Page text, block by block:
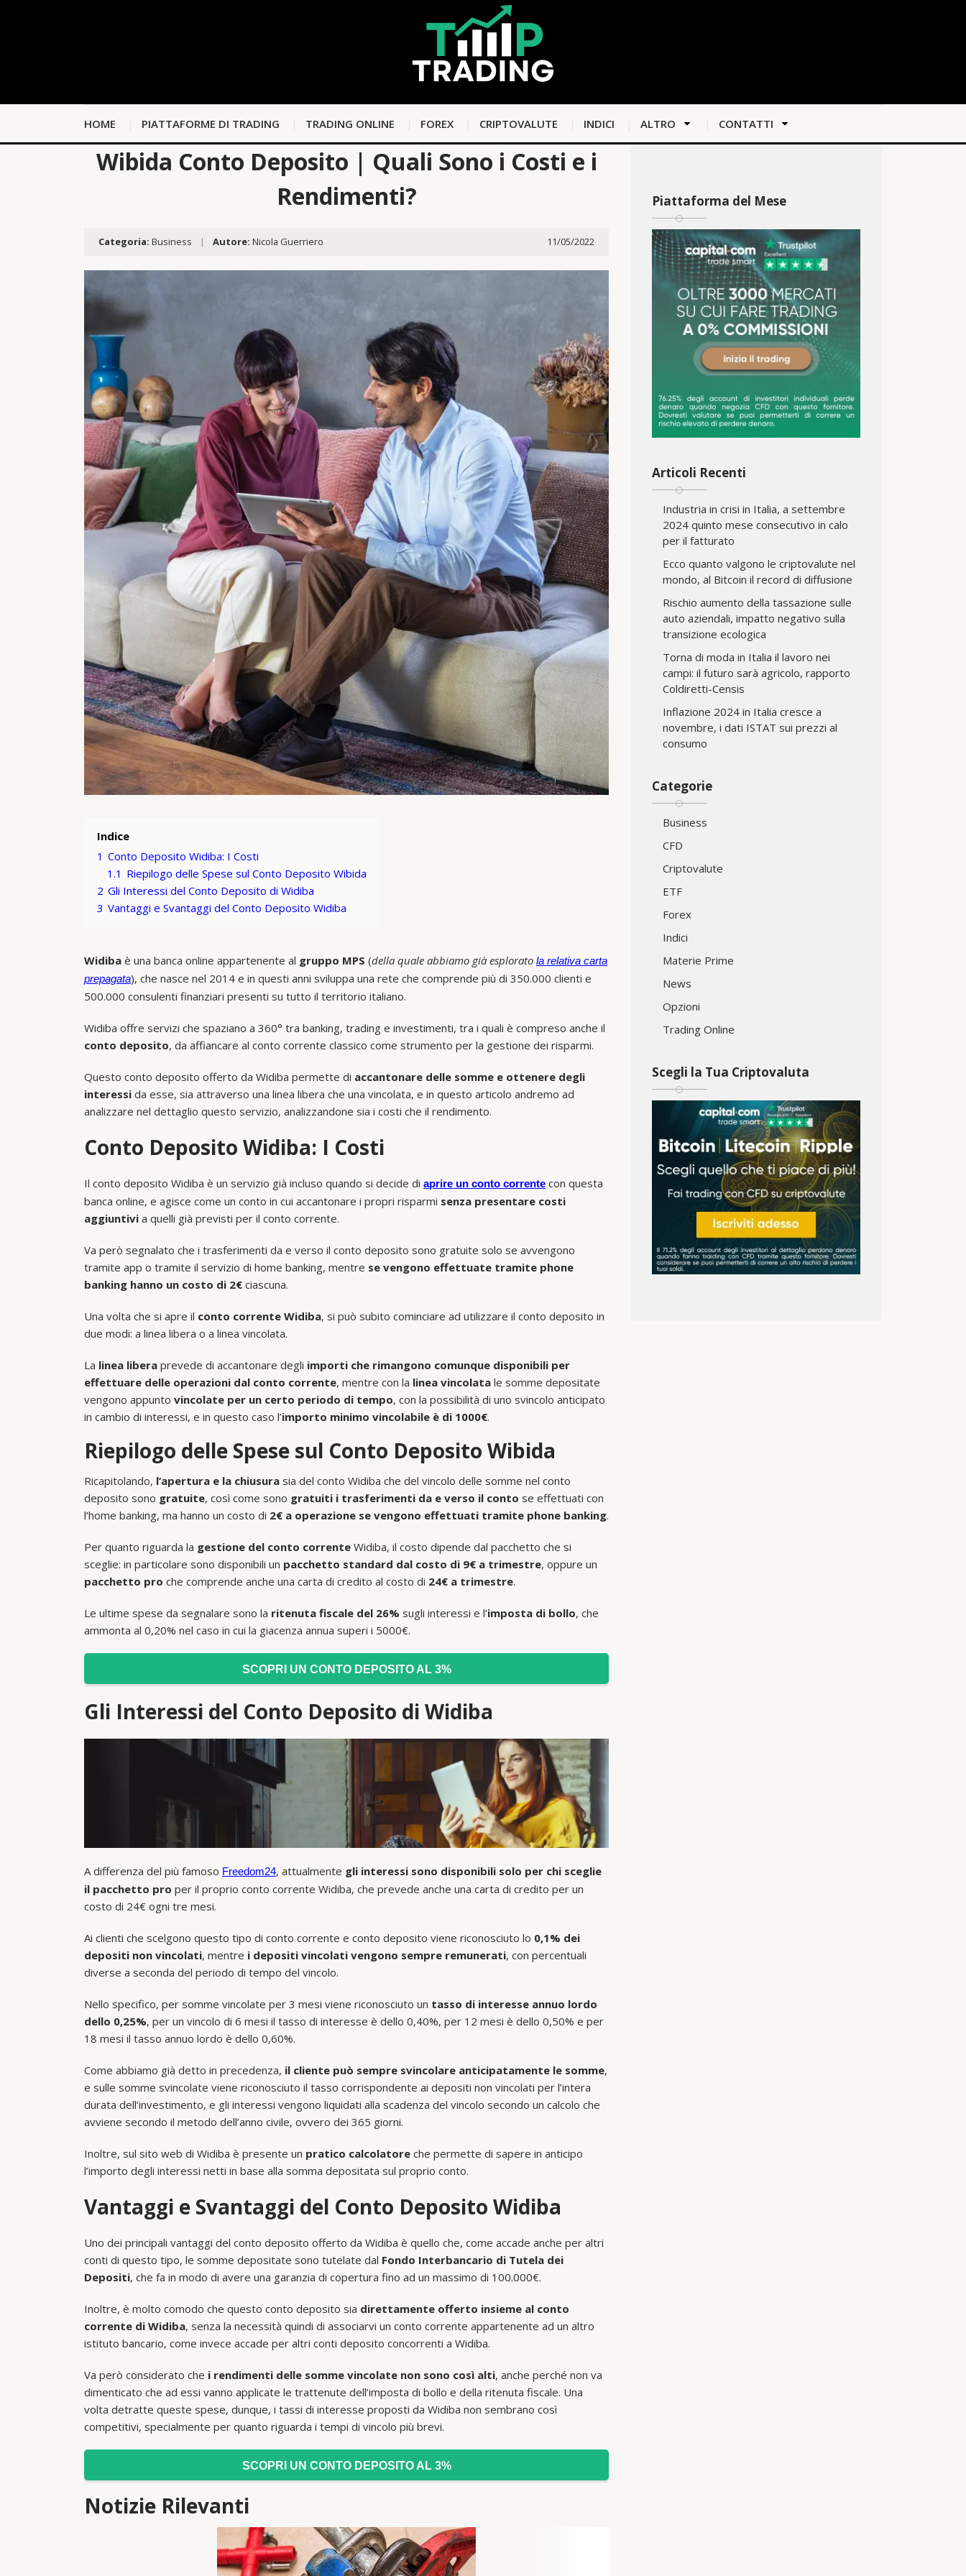
HOME PIATTAFORME DI TRADING TRADING ONLINE FOREX CRIPTOVALUTE INDICI ALTRO CONTATTI
Wibida Conto Deposito | Quali Sono i Costi e i
Rendimenti?
Categoria: Business | Autore: Nicola Guerriero 11/05/2022
Indice
1 Conto Deposito Widiba: I Costi
1.1 Riepilogo delle Spese sul Conto Deposito Wibida
2 Gli Interessi del Conto Deposito di Widiba
3 Vantaggi e Svantaggi del Conto Deposito Widiba
Widiba è una banca online appartenente al gruppo MPS (della quale abbiamo già esplorato la relativa carta
prepagata), che nasce nel 2014 e in questi anni sviluppa una rete che comprende più di 350.000 clienti e
500.000 consulenti finanziari presenti su tutto il territorio italiano.
Widiba offre servizi che spaziano a 360° tra banking, trading e investimenti, tra i quali è compreso anche il
conto deposito, da affiancare al conto corrente classico come strumento per la gestione dei risparmi.
Questo conto deposito offerto da Widiba permette di accantonare delle somme e ottenere degli
interessi da esse, sia attraverso una linea libera che una vincolata, e in questo articolo andremo ad
analizzare nel dettaglio questo servizio, analizzandone sia i costi che il rendimento.
Conto Deposito Widiba: I Costi
Il conto deposito Widiba è un servizio già incluso quando si decide di aprire un conto corrente con questa
banca online, e agisce come un conto in cui accantonare i propri risparmi senza presentare costi
aggiuntivi a quelli già previsti per il conto corrente.
Va però segnalato che i trasferimenti da e verso il conto deposito sono gratuite solo se avvengono
tramite app o tramite il servizio di home banking, mentre se vengono effettuate tramite phone
banking hanno un costo di 2€ ciascuna.
Una volta che si apre il conto corrente Widiba, si può subito cominciare ad utilizzare il conto deposito in
due modi: a linea libera o a linea vincolata.
La linea libera prevede di accantonare degli importi che rimangono comunque disponibili per
effettuare delle operazioni dal conto corrente, mentre con la linea vincolata le somme depositate
vengono appunto vincolate per un certo periodo di tempo, con la possibilità di uno svincolo anticipato
in cambio di interessi, e in questo caso l’importo minimo vincolabile è di 1000€.
Riepilogo delle Spese sul Conto Deposito Wibida
Ricapitolando, l’apertura e la chiusura sia del conto Widiba che del vincolo delle somme nel conto
deposito sono gratuite, così come sono gratuiti i trasferimenti da e verso il conto se effettuati con
l’home banking, ma hanno un costo di 2€ a operazione se vengono effettuati tramite phone banking.
Per quanto riguarda la gestione del conto corrente Widiba, il costo dipende dal pacchetto che si
sceglie: in particolare sono disponibili un pacchetto standard dal costo di 9€ a trimestre, oppure un
pacchetto pro che comprende anche una carta di credito al costo di 24€ a trimestre.
Le ultime spese da segnalare sono la ritenuta fiscale del 26% sugli interessi e l’imposta di bollo, che
ammonta al 0,20% nel caso in cui la giacenza annua superi i 5000€.
SCOPRI UN CONTO DEPOSITO AL 3%
Gli Interessi del Conto Deposito di Widiba
A differenza del più famoso Freedom24, attualmente gli interessi sono disponibili solo per chi sceglie
il pacchetto pro per il proprio conto corrente Widiba, che prevede anche una carta di credito per un
costo di 24€ ogni tre mesi.
Ai clienti che scelgono questo tipo di conto corrente e conto deposito viene riconosciuto lo 0,1% dei
depositi non vincolati, mentre i depositi vincolati vengono sempre remunerati, con percentuali
diverse a seconda del periodo di tempo del vincolo.
Nello specifico, per somme vincolate per 3 mesi viene riconosciuto un tasso di interesse annuo lordo
dello 0,25%, per un vincolo di 6 mesi il tasso di interesse è dello 0,40%, per 12 mesi è dello 0,50% e per
18 mesi il tasso annuo lordo è dello 0,60%.
Come abbiamo già detto in precedenza, il cliente può sempre svincolare anticipatamente le somme,
e sulle somme svincolate viene riconosciuto il tasso corrispondente ai depositi non vincolati per l’intera
durata dell’investimento, e gli interessi vengono liquidati alla scadenza del vincolo secondo un calcolo che
avviene secondo il metodo dell’anno civile, ovvero dei 365 giorni.
Inoltre, sul sito web di Widiba è presente un pratico calcolatore che permette di sapere in anticipo
l’importo degli interessi netti in base alla somma depositata sul proprio conto.
Vantaggi e Svantaggi del Conto Deposito Widiba
Uno dei principali vantaggi del conto deposito offerto da Widiba è quello che, come accade anche per altri
conti di questo tipo, le somme depositate sono tutelate dal Fondo Interbancario di Tutela dei
Depositi, che fa in modo di avere una garanzia di copertura fino ad un massimo di 100.000€.
Inoltre, è molto comodo che questo conto deposito sia direttamente offerto insieme al conto
corrente di Widiba, senza la necessità quindi di associarvi un conto corrente appartenente ad un altro
istituto bancario, come invece accade per altri conti deposito concorrenti a Widiba.
Va però considerato che i rendimenti delle somme vincolate non sono così alti, anche perché non va
dimenticato che ad essi vanno applicate le trattenute dell’imposta di bollo e della ritenuta fiscale. Una
volta detratte queste spese, dunque, i tassi di interesse proposti da Widiba non sembrano così
competitivi, specialmente per quanto riguarda i tempi di vincolo più brevi.
SCOPRI UN CONTO DEPOSITO AL 3%
Notizie Rilevanti
Piattaforma del Mese
Articoli Recenti
Industria in crisi in Italia, a settembre
2024 quinto mese consecutivo in calo
per il fatturato
Ecco quanto valgono le criptovalute nel
mondo, al Bitcoin il record di diffusione
Rischio aumento della tassazione sulle
auto aziendali, impatto negativo sulla
transizione ecologica
Torna di moda in Italia il lavoro nei
campi: il futuro sarà agricolo, rapporto
Coldiretti-Censis
Inflazione 2024 in Italia cresce a
novembre, i dati ISTAT sui prezzi al
consumo
Categorie
Business
CFD
Criptovalute
ETF
Forex
Indici
Materie Prime
News
Opzioni
Trading Online
Scegli la Tua Criptovaluta